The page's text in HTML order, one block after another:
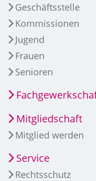
Geschäftsstelle
Kommissionen
Jugend
Frauen
Senioren
Mitgliedschaft
Mitglied werden
Service
Rechtsschutz